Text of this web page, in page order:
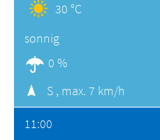
30 °C
sonnig
0 %
S , max. 7 km/h
11:00